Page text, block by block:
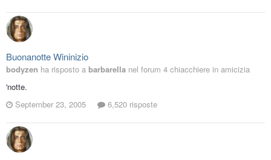
Buonanotte Wininizio
bodyzen ha risposto a barbarella nel forum 4 chiacchiere in amicizia
'notte.
September 23, 2005
6,520 risposte